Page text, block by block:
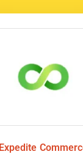
Expedite